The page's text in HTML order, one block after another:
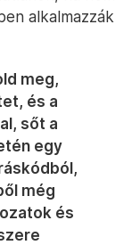
alkalmazzák
meg,
és a
sőt a
egy
még
és